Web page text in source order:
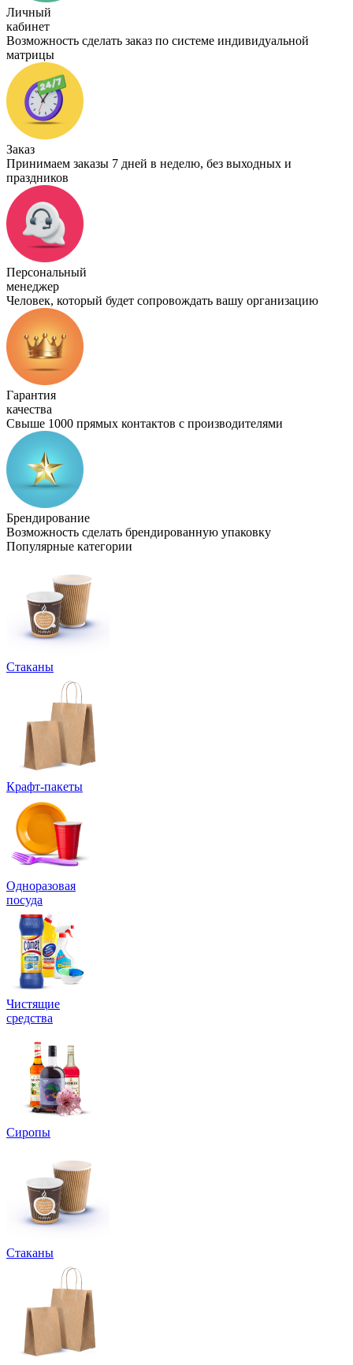
Личный
кабинет
Возможность сделать заказ по системе индивидуальной
матрицы
Заказ
Принимаем заказы 7 дней в неделю, без выходных и
праздников
Персональный
менеджер
Человек, который будет сопровождать вашу организацию
Гарантия
качества
Свыше 1000 прямых контактов с производителями
Брендирование
Возможность сделать брендированную упаковку
Популярные категории
Стаканы
Крафт-пакеты
Одноразовая
посуда
Чистящие
средства
Сиропы
Стаканы